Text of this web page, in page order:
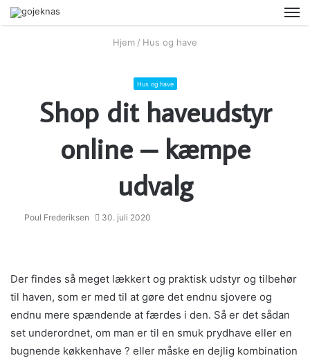
Hjem / Hus og have
Hus og have
Shop dit haveudstyr
online – kæmpe
udvalg
Poul Frederiksen 30. juli 2020
Der findes så meget lækkert og praktisk udstyr og tilbehør
til haven, som er med til at gøre det endnu sjovere og
endnu mere spændende at færdes i den. Så er det sådan
set underordnet, om man er til en smuk prydhave eller en
bugnende køkkenhave ? eller måske en dejlig kombination